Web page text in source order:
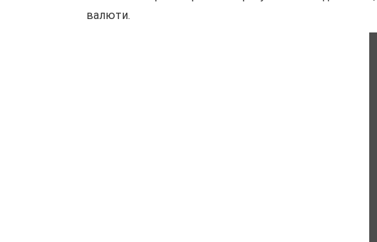
валюти.